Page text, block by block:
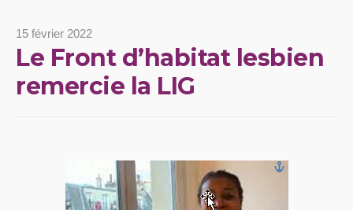
15 février 2022
Le Front d’habitat lesbien
remercie la LIG